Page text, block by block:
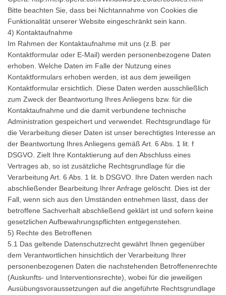
Bitte beachten Sie, dass bei Nichtannahme von Cookies die
Funktionalität unserer Website eingeschränkt sein kann.
4) Kontaktaufnahme
Im Rahmen der Kontaktaufnahme mit uns (z.B. per
Kontaktformular oder E-Mail) werden personenbezogene Daten
erhoben. Welche Daten im Falle der Nutzung eines
Kontaktformulars erhoben werden, ist aus dem jeweiligen
Kontaktformular ersichtlich. Diese Daten werden ausschließlich
zum Zweck der Beantwortung Ihres Anliegens bzw. für die
Kontaktaufnahme und die damit verbundene technische
Administration gespeichert und verwendet. Rechtsgrundlage für
die Verarbeitung dieser Daten ist unser berechtigtes Interesse an
der Beantwortung Ihres Anliegens gemäß Art. 6 Abs. 1 lit. f
DSGVO. Zielt Ihre Kontaktierung auf den Abschluss eines
Vertrages ab, so ist zusätzliche Rechtsgrundlage für die
Verarbeitung Art. 6 Abs. 1 lit. b DSGVO. Ihre Daten werden nach
abschließender Bearbeitung Ihrer Anfrage gelöscht. Dies ist der
Fall, wenn sich aus den Umständen entnehmen lässt, dass der
betroffene Sachverhalt abschließend geklärt ist und sofern keine
gesetzlichen Aufbewahrungspflichten entgegenstehen.
5) Rechte des Betroffenen
5.1 Das geltende Datenschutzrecht gewährt Ihnen gegenüber
dem Verantwortlichen hinsichtlich der Verarbeitung Ihrer
personenbezogenen Daten die nachstehenden Betroffenenrechte
(Auskunfts- und Interventionsrechte), wobei für die jeweiligen
Ausübungsvoraussetzungen auf die angeführte Rechtsgrundlage